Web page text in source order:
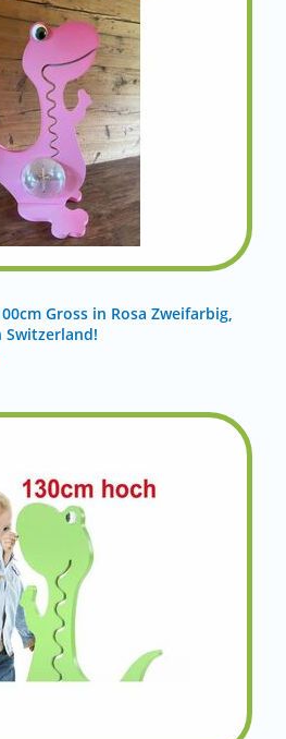
Gross in Rosa Zweifarbig,
Switzerland!